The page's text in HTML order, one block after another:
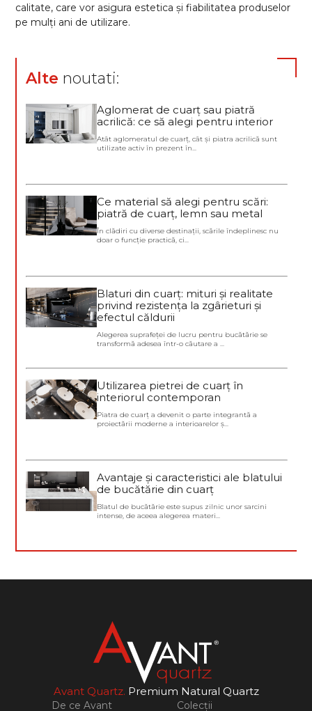
calitate, care vor asigura estetica și fiabilitatea produselor
pe mulți ani de utilizare.
Alte noutati:
Aglomerat de cuarț sau piatră
acrilică: ce să alegi pentru interior
Atât aglomeratul de cuarț, cât și piatra acrilică sunt
utilizate activ în prezent în...
Ce material să alegi pentru scări:
piatră de cuarț, lemn sau metal
În clădiri cu diverse destinații, scările îndeplinesc nu
doar o funcție practică, ci...
Blaturi din cuarț: mituri și realitate
privind rezistența la zgârieturi și
efectul căldurii
Alegerea suprafeței de lucru pentru bucătărie se
transformă adesea într-o căutare a ...
Utilizarea pietrei de cuarț în
interiorul contemporan
Piatra de cuarț a devenit o parte integrantă a
proiectării moderne a interioarelor ș...
Avantaje și caracteristici ale blatului
de bucătărie din cuarț
Blatul de bucătărie este supus zilnic unor sarcini
intense, de aceea alegerea materi...
Avant Quartz. Premium Natural Quartz
De ce Avant Colecții